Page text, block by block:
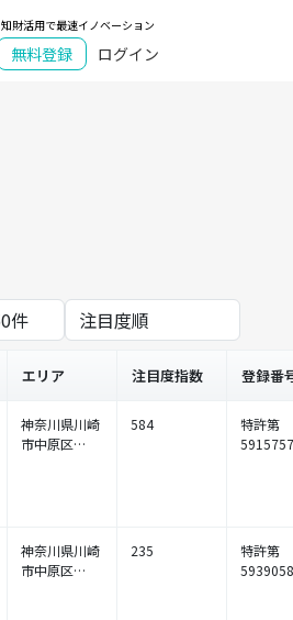
知財活用で最速イノベーション
無料登録 ログイン
エリア 注目度指数 登録番
神奈川県川崎
市中原区…
584
特許第
神奈川県川崎
市中原区…
235
特許第